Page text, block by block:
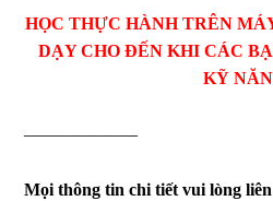
HỌC THỰC HÀNH TRÊN
DẠY CHO ĐẾN KHI CÁC
KỸ
——————–
Mọi thông tin chi tiết vui lòng